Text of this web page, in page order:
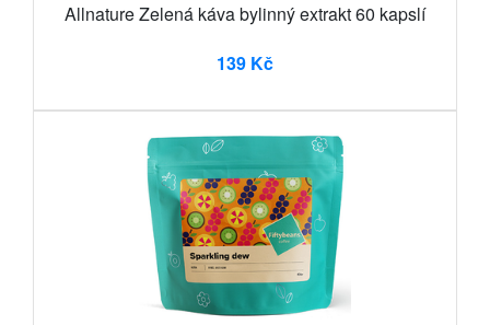
Allnature Zelená káva bylinný extrakt 60 kapslí
139 Kč